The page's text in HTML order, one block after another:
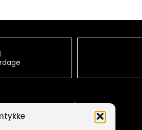
Information
Handelsbetingelser